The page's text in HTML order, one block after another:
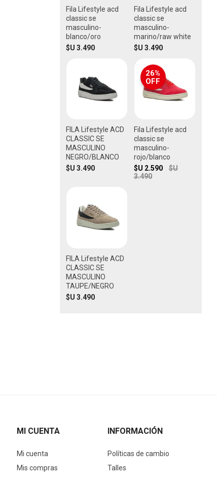
Fila Lifestyle acd
classic se
masculino-
blanco/oro
$U 3.490
Fila Lifestyle acd
classic se
masculino-
marino/raw white
$U 3.490
FILA Lifestyle ACD
CLASSIC SE
MASCULINO
NEGRO/BLANCO
$U 3.490
26%
OFF
Fila Lifestyle acd
classic se
masculino-
rojo/blanco
$U 2.590
$U
3.490
FILA Lifestyle ACD
CLASSIC SE
MASCULINO
TAUPE/NEGRO
$U 3.490
MI CUENTA
Mi cuenta
Mis compras
INFORMACIÓN
Políticas de cambio
Talles